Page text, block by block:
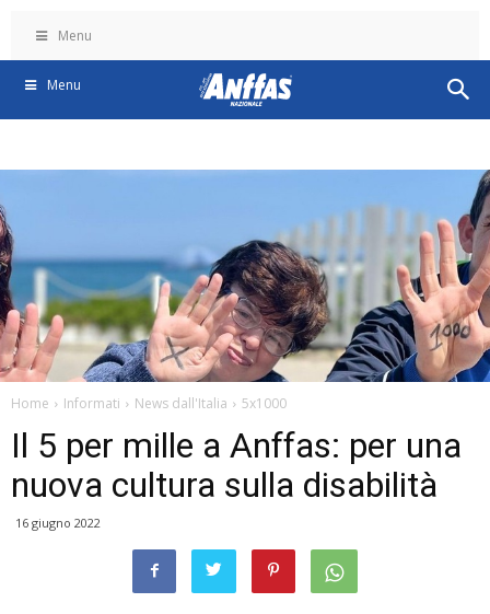
Menu
Menu
Home Informati News dall'Italia 5x1000
Il 5 per mille a Anffas: per una
nuova cultura sulla disabilità
16 giugno 2022